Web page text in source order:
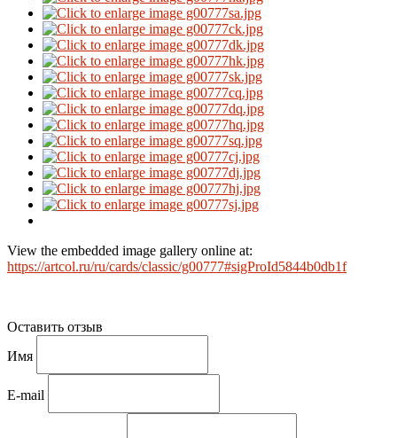
View the embedded image gallery online at:
https://artcol.ru/ru/cards/classic/g00777#sigProId5844b0db1f
Оставить отзыв
Имя
E-mail